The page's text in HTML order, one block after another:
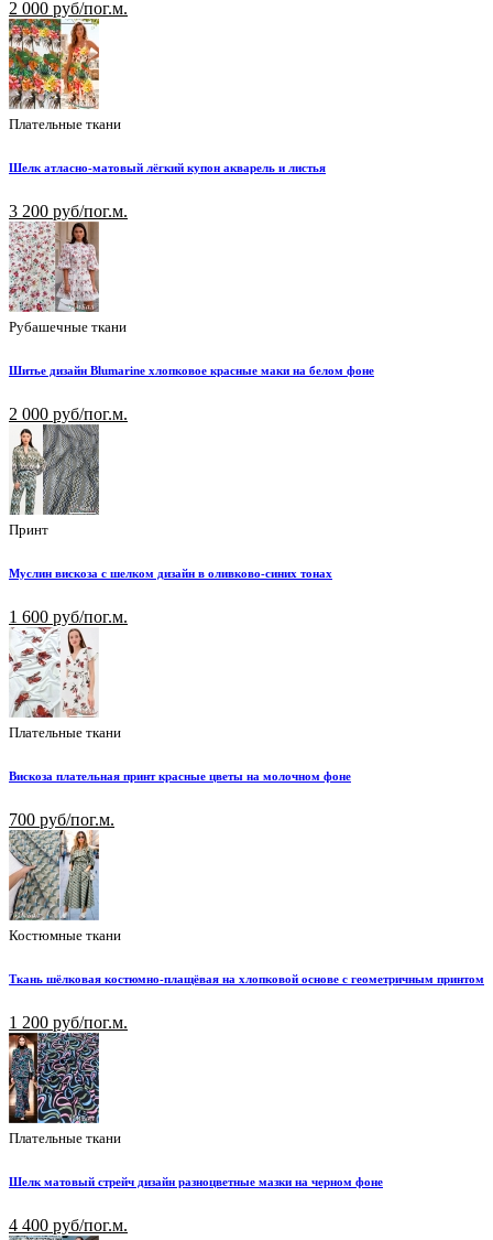
2 000 руб/пог.м.
Плательные ткани
Шелк атласно-матовый лёгкий купон акварель и листья
3 200 руб/пог.м.
Рубашечные ткани
Шитье дизайн Blumarine хлопковое красные маки на белом фоне
2 000 руб/пог.м.
Принт
Муслин вискоза с шелком дизайн в оливково-синих тонах
1 600 руб/пог.м.
Плательные ткани
Вискоза плательная принт красные цветы на молочном фоне
700 руб/пог.м.
Костюмные ткани
Ткань шёлковая костюмно-плащёвая на хлопковой основе с геометричным принтом
1 200 руб/пог.м.
Плательные ткани
Шелк матовый стрейч дизайн разноцветные мазки на черном фоне
4 400 руб/пог.м.